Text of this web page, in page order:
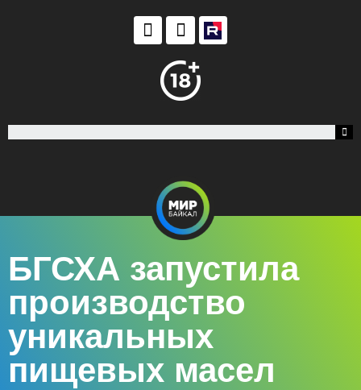
БГСХА запустила
производство
уникальных
пищевых масел